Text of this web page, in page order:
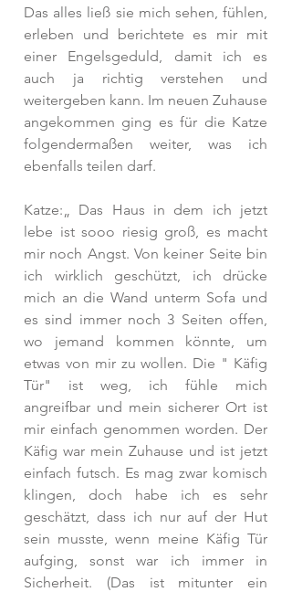
Das alles ließ sie mich sehen, fühlen,
erleben und berichtete es mir mit
einer Engelsgeduld, damit ich es
auch ja richtig verstehen und
weitergeben kann. Im neuen Zuhause
angekommen ging es für die Katze
folgendermaßen weiter, was ich
ebenfalls teilen darf.
Katze:„ Das Haus in dem ich jetzt
lebe ist sooo riesig groß, es macht
mir noch Angst. Von keiner Seite bin
ich wirklich geschützt, ich drücke
mich an die Wand unterm Sofa und
es sind immer noch 3 Seiten offen,
wo jemand kommen könnte, um
etwas von mir zu wollen. Die " Käfig
Tür" ist weg, ich fühle mich
angreifbar und mein sicherer Ort ist
mir einfach genommen worden. Der
Käfig war mein Zuhause und ist jetzt
einfach futsch. Es mag zwar komisch
klingen, doch habe ich es sehr
geschätzt, dass ich nur auf der Hut
sein musste, wenn meine Käfig Tür
aufging, sonst war ich immer in
Sicherheit. (Das ist mitunter ein